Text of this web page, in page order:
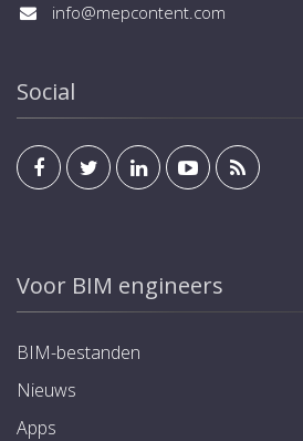
info@mepcontent.com
Social
Voor BIM engineers
BIM-bestanden
Nieuws
Apps